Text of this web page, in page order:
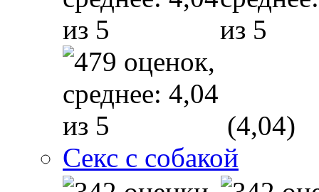
(4,04)
Секс с собакой